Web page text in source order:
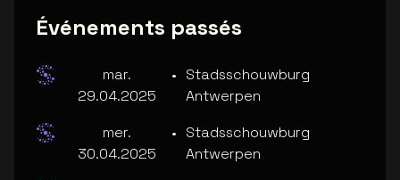
Événements passés
mar.
29.04.2025
• Stadsschouwburg
Antwerpen
mer.
30.04.2025
• Stadsschouwburg
Antwerpen